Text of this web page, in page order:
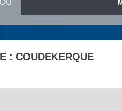
: COUDEKERQUE